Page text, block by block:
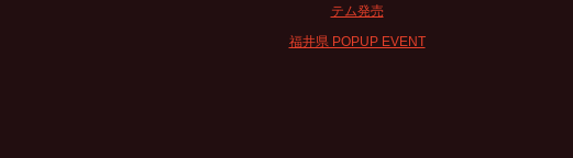
テム発売
福井県 POPUP EVENT